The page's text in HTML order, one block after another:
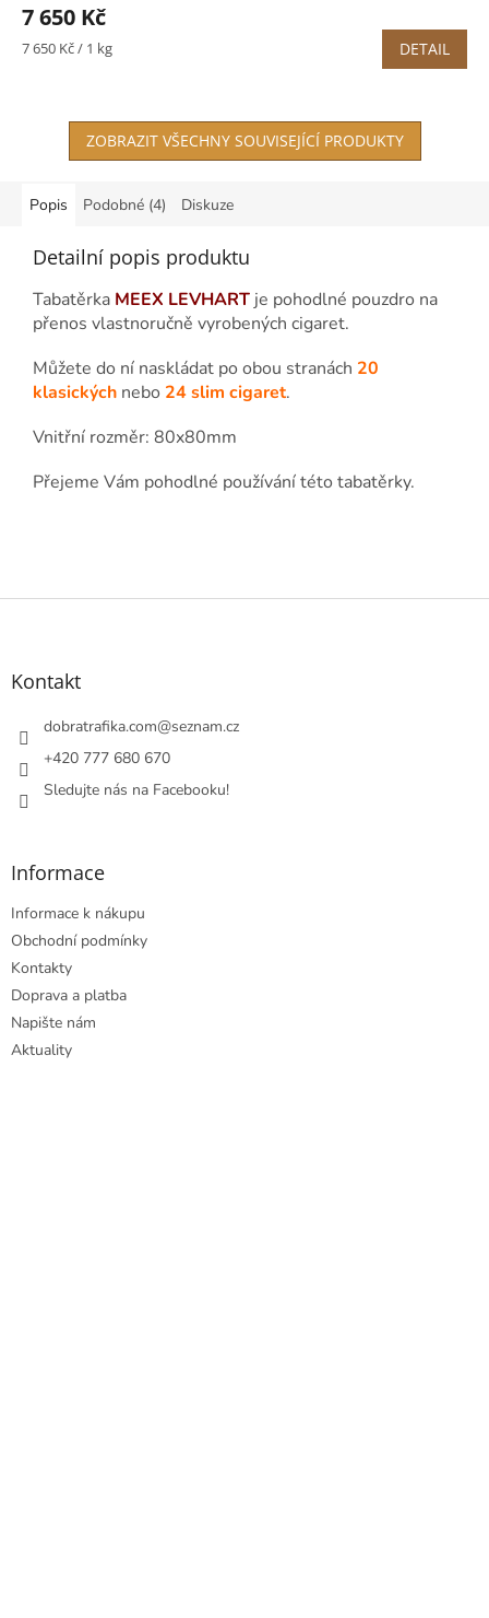
7 650 Kč
Měrná
7 650 Kč / 1 kg DETAIL
ZOBRAZIT VŠECHNY SOUVISEJÍCÍ PRODUKTY
Popis Podobné (4) Diskuze
Detailní popis produktu
Tabatěrka MEEX LEVHART je pohodlné pouzdro na
přenos vlastnoručně vyrobených cigaret.
Můžete do ní naskládat po obou stranách 20
klasických nebo 24 slim cigaret.
Vnitřní rozměr: 80x80mm
Přejeme Vám pohodlné používání této tabatěrky.
Z
Kontakt
dobratrafika.com@seznam.cz
+420 777 680 670
Sledujte nás na Facebooku!
Informace
Informace k nákupu
Obchodní podmínky
Kontakty
Doprava a platba
Napište nám
Aktuality